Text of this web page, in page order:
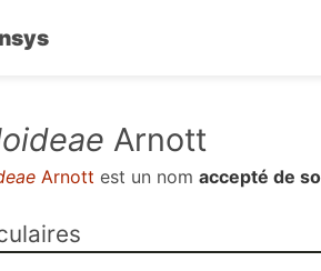
Arnott
Arnott est un nom accepté de